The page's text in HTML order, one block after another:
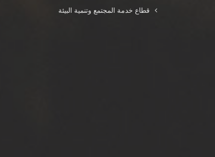
قطاع خدمة المجتمع وتنمية البيئة